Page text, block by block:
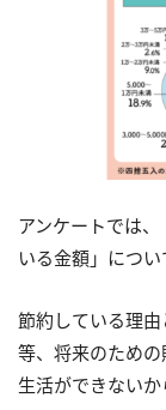
アンケートでは
いる金額」につい
節約している理
等、将来のため
生活ができないか